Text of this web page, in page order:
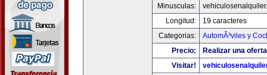
Minusculas:
Longitud:
19 caracteres
Categorias:
AutomÃ³viles y
Precio:
Realizar una
Visitar!